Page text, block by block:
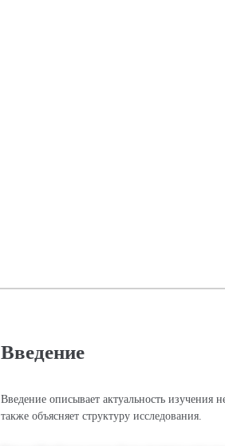
Введение
Введение описывает актуальность изучения
также объясняет структуру исследования.